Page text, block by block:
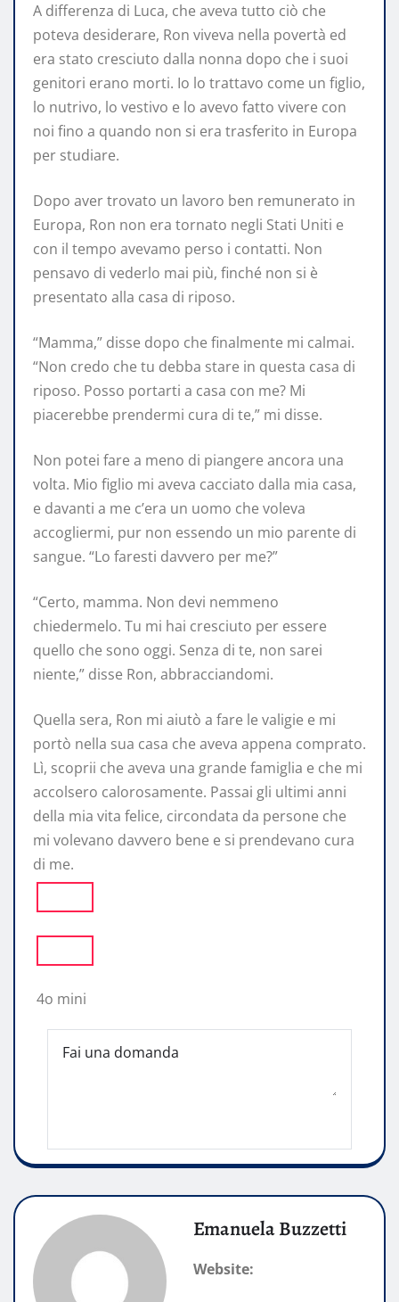
A differenza di Luca, che aveva tutto ciò che
poteva desiderare, Ron viveva nella povertà ed
era stato cresciuto dalla nonna dopo che i suoi
genitori erano morti. Io lo trattavo come un figlio,
lo nutrivo, lo vestivo e lo avevo fatto vivere con
noi fino a quando non si era trasferito in Europa
per studiare.
Dopo aver trovato un lavoro ben remunerato in
Europa, Ron non era tornato negli Stati Uniti e
con il tempo avevamo perso i contatti. Non
pensavo di vederlo mai più, finché non si è
presentato alla casa di riposo.
“Mamma,” disse dopo che finalmente mi calmai.
“Non credo che tu debba stare in questa casa di
riposo. Posso portarti a casa con me? Mi
piacerebbe prendermi cura di te,” mi disse.
Non potei fare a meno di piangere ancora una
volta. Mio figlio mi aveva cacciato dalla mia casa,
e davanti a me c’era un uomo che voleva
accogliermi, pur non essendo un mio parente di
sangue. “Lo faresti davvero per me?”
“Certo, mamma. Non devi nemmeno
chiedermelo. Tu mi hai cresciuto per essere
quello che sono oggi. Senza di te, non sarei
niente,” disse Ron, abbracciandomi.
Quella sera, Ron mi aiutò a fare le valigie e mi
portò nella sua casa che aveva appena comprato.
Lì, scoprii che aveva una grande famiglia e che mi
accolsero calorosamente. Passai gli ultimi anni
della mia vita felice, circondata da persone che
mi volevano davvero bene e si prendevano cura
di me.
4o mini
Emanuela Buzzetti
Website: